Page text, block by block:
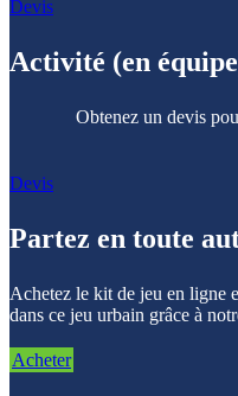
Devis
Activité (en
Obtenez un devis
Devis
Partez en toute
Achetez le kit de jeu en ligne
dans ce jeu urbain grâce à
Acheter